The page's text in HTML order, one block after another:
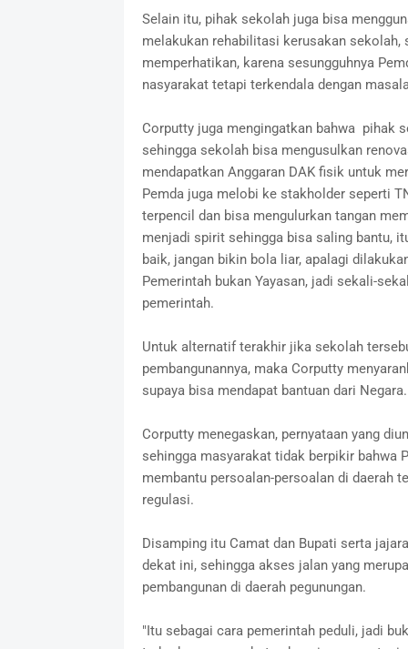
Selain itu, pihak sekolah juga bisa
melakukan rehabilitasi kerusakan
memperhatikan, karena sesungguhnya
nasyarakat tetapi terkendala dengan
Corputty juga mengingatkan bahwa pihak
sehingga sekolah bisa mengusulkan
mendapatkan Anggaran DAK fisik untuk
Pemda juga melobi ke stakholder seperti
terpencil dan bisa mengulurkan tangan
menjadi spirit sehingga bisa saling bantu,
baik, jangan bikin bola liar, apalagi
Pemerintah bukan Yayasan, jadi sekali-
pemerintah.
Untuk alternatif terakhir jika sekolah
pembangunannya, maka Corputty
supaya bisa mendapat bantuan dari Negara.
Corputty menegaskan, pernyataan yang
sehingga masyarakat tidak berpikir bahwa
membantu persoalan-persoalan di daerah
regulasi.
Disamping itu Camat dan Bupati serta
dekat ini, sehingga akses jalan yang
pembangunan di daerah pegunungan.
"Itu sebagai cara pemerintah peduli, jadi